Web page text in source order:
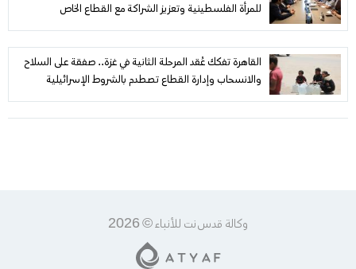
للمرأة الفلسطينية وتعزيز الشراكة مع القطاع الخاص
القاهرة تفكك عُقد المرحلة الثانية في غزة.. صفقة على السلاح
والانسحاب وإدارة القطاع تصطدم بالشروط الإسرائيلية
وكالة قدس نت للأنباء © 2026